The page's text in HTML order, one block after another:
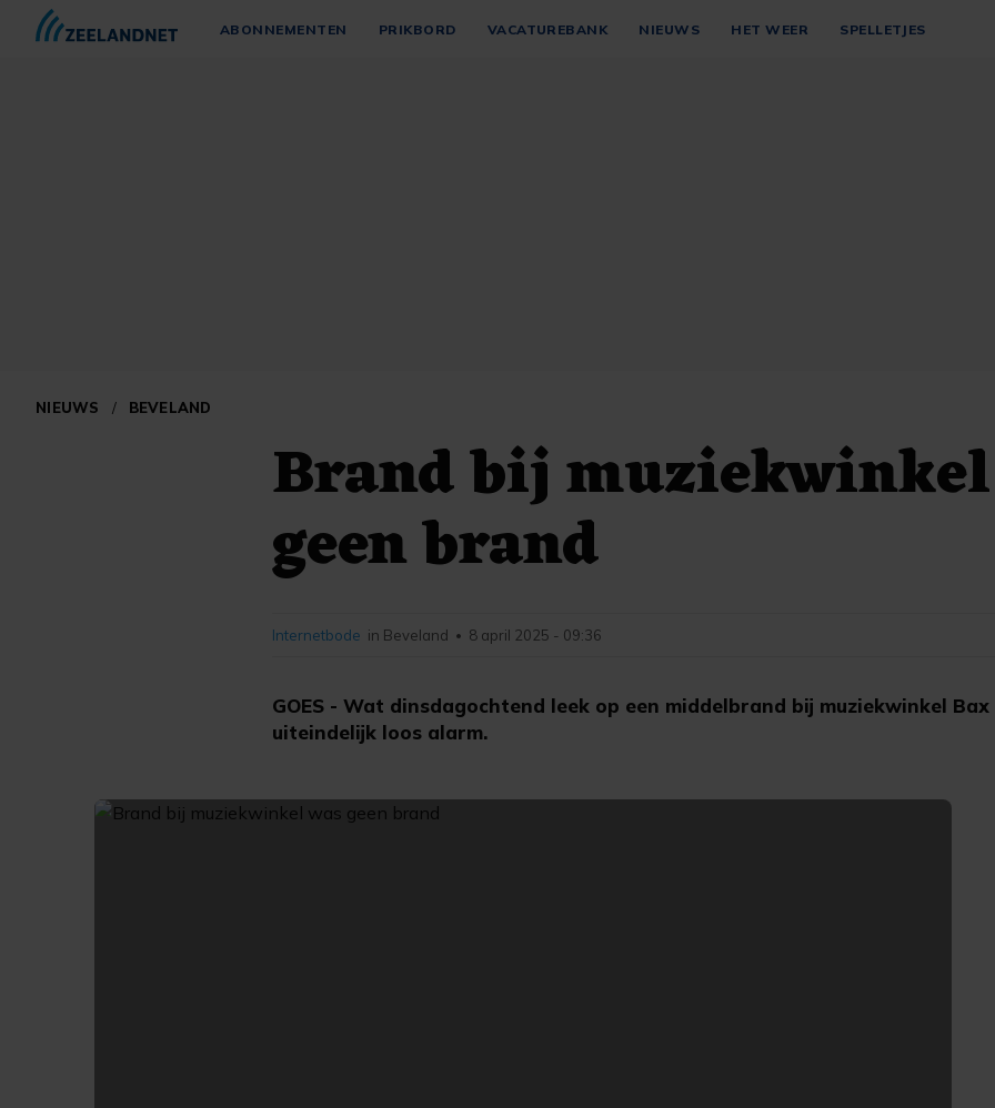
ABONNEMENTEN PRIKBORD VACATUREBANK NIEUWS HET WEER SPELLETJES
NIEUWS / BEVELAND
Brand bij
geen brand
GOES - Wat dinsdagochtend leek op een middelbrand bij muziekwinkel Bax
uiteindelijk loos alarm.
Internetbode in Beveland • 8 april 2025 - 09:36